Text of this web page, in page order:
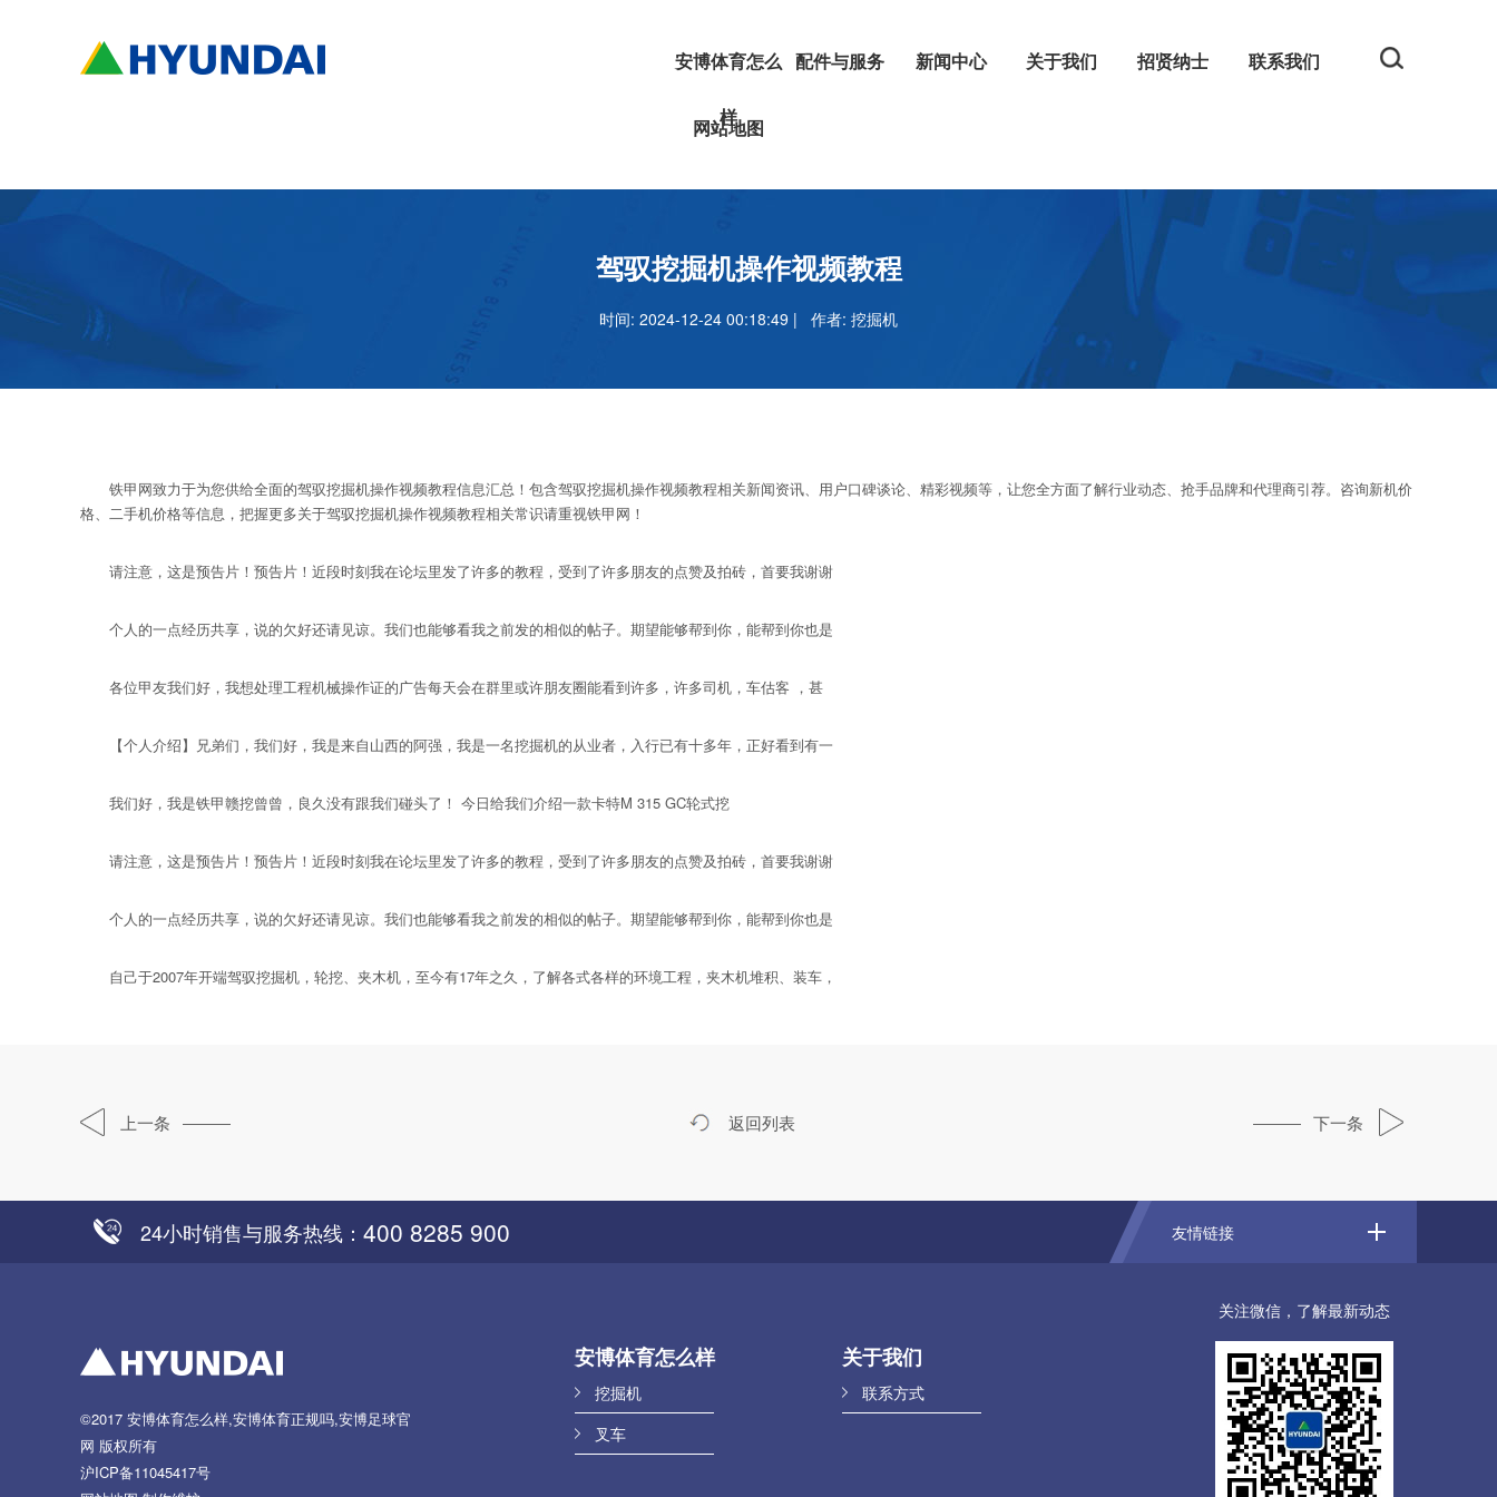
安博体育怎么
样
挖掘机
配件与服务 新闻中心
安博足球官网
关于我们 招贤纳士 联系我们
网站地图
驾驭挖掘机操作视频教程
时间: 2024-12-24 00:18:49 | 作者: 挖掘机
铁甲网致力于为您供给全面的驾驭挖掘机操作视频教程信息汇总！包含驾驭挖掘机操作视频教程相关新闻资讯、用户口碑谈论、精彩视频等，让您全方面了解行业动态、抢手品牌和代理商引荐。咨询新机价
格、二手机价格等信息，把握更多关于驾驭挖掘机操作视频教程相关常识请重视铁甲网！
请注意，这是预告片！预告片！近段时刻我在论坛里发了许多的教程，受到了许多朋友的点赞及拍砖，首要我谢谢
个人的一点经历共享，说的欠好还请见谅。我们也能够看我之前发的相似的帖子。期望能够帮到你，能帮到你也是
各位甲友我们好，我想处理工程机械操作证的广告每天会在群里或许朋友圈能看到许多，许多司机，车估客 ，甚
【个人介绍】兄弟们，我们好，我是来自山西的阿强，我是一名挖掘机的从业者，入行已有十多年，正好看到有一
我们好，我是铁甲赣挖曾曾，良久没有跟我们碰头了！ 今日给我们介绍一款卡特M 315 GC轮式挖
请注意，这是预告片！预告片！近段时刻我在论坛里发了许多的教程，受到了许多朋友的点赞及拍砖，首要我谢谢
个人的一点经历共享，说的欠好还请见谅。我们也能够看我之前发的相似的帖子。期望能够帮到你，能帮到你也是
自己于2007年开端驾驭挖掘机，轮挖、夹木机，至今有17年之久，了解各式各样的环境工程，夹木机堆积、装车，
上一条 返回列表 下一条
24小时销售与服务热线： 400 8285 900 友情链接
©2017 安博体育怎么样,安博体育正规吗,安博足球官
网 版权所有
沪ICP备11045417号
安博体育怎么样
挖掘机
叉车
关于我们
联系方式
关注微信，了解最新动态